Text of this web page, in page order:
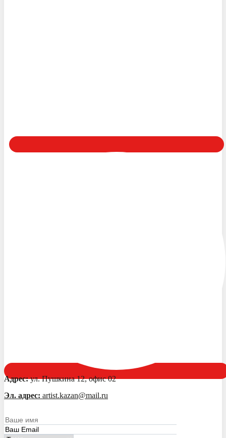
Адрес:ул. Пушкина 12, офис 02
Эл. адрес: artist.kazan@mail.ru